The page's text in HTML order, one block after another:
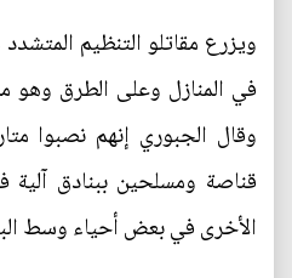
ويزرع مقاتلو التنظيم
في المنازل وعلى الطرق وهو
وقال الجبوري إنهم نصبوا
قناصة ومسلحين ببنادق آلية
الأخرى في بعض أحياء وسط